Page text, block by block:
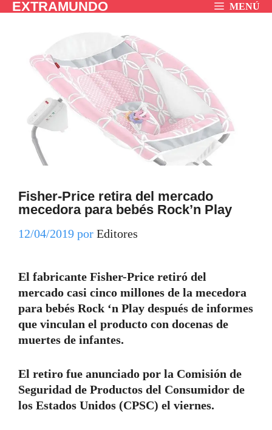
SaltarEXTRAMUNDO MENÚ
Fisher-Price retira del mercado
mecedora para bebés Rock’n Play
12/04/2019 por Editores
El fabricante Fisher-Price retiró del
mercado casi cinco millones de la mecedora
para bebés Rock ‘n Play después de informes
que vinculan el producto con docenas de
muertes de infantes.
El retiro fue anunciado por la Comisión de
Seguridad de Productos del Consumidor de
los Estados Unidos (CPSC) el viernes.